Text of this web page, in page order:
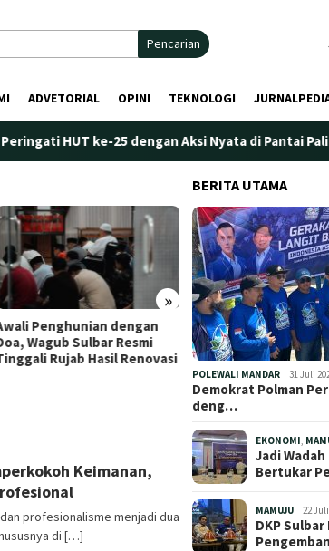
Pencarian
ADVETORIAL OPINI TEKNOLOGI
ke-25 dengan Aksi Nyata di Pantai Palippis:
»
Plt. Kepala Bapperida Sulbar
Tekankan Sinergi
Perencanaan dan Penguatan
Perdana
Marano
Pengendara
Keimanan,
profesionalisme menjadi dua
di […]
BERITA UTAMA
POLEWALI MANDAR 31 Juli
Demokrat Polman
deng…
EKONOMI
Jadi
Bertukar
MAMUJU 22
DKP